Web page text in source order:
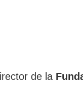
de la